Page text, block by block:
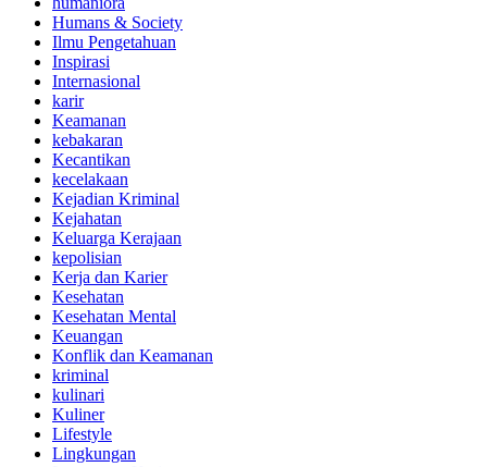
Humans & Society
Ilmu Pengetahuan
Inspirasi
Internasional
karir
Keamanan
kebakaran
Kecantikan
kecelakaan
Kejadian Kriminal
Kejahatan
Keluarga Kerajaan
kepolisian
Kerja dan Karier
Kesehatan
Kesehatan Mental
Keuangan
Konflik dan Keamanan
kriminal
kulinari
Kuliner
Lifestyle
Lingkungan